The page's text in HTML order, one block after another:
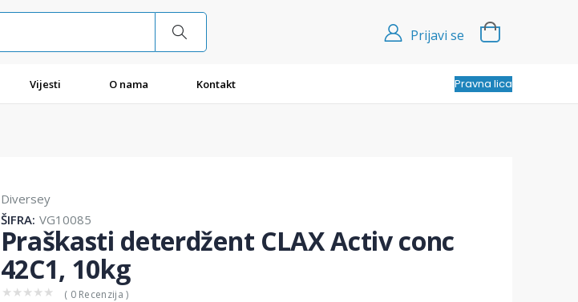
Prijavi se
Vijesti O nama Kontakt Pravna lica
Diversey
ŠIFRA: VG10085
Praškasti deterdžent CLAX Activ conc
42C1, 10kg
★ ★ ★ ★ ★ ( 0 Recenzija )